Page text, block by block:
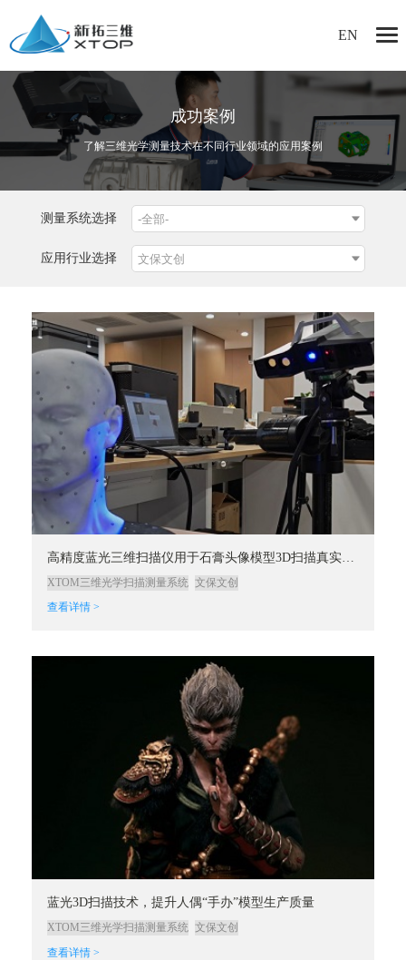
EN
成功案例
了解三维光学测量技术在不同行业领域的应用案例
测量系统选择
应用行业选择
高精度蓝光三维扫描仪用于石膏头像模型3D扫描真实复刻
XTOM三维光学扫描测量系统 文保文创
查看详情 >
蓝光3D扫描技术，提升人偶“手办”模型生产质量
XTOM三维光学扫描测量系统 文保文创
查看详情 >